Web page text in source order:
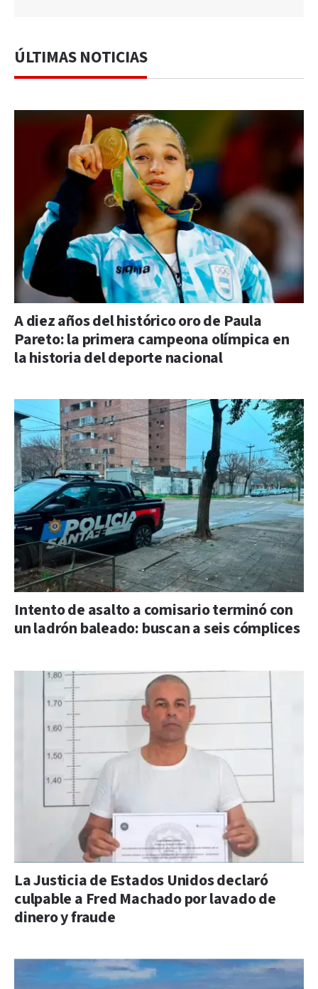
ÚLTIMAS NOTICIAS
A diez años del histórico oro de Paula
Pareto: la primera campeona olímpica en
la historia del deporte nacional
Intento de asalto a comisario terminó con
un ladrón baleado: buscan a seis cómplices
La Justicia de Estados Unidos declaró
culpable a Fred Machado por lavado de
dinero y fraude